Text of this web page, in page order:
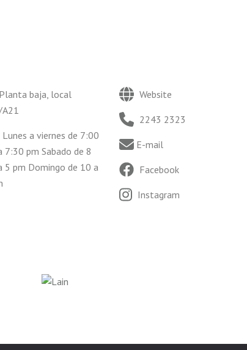
Planta baja, local
Lunes a viernes de 7:00
7:30 pm Sabado de 8
5 pm Domingo de 10 a
Website
2243 2323
E-mail
Facebook
Instagram